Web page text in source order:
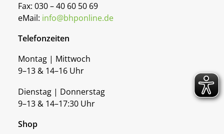
Fax: 030 – 40 60 50 69
eMail: info@bhponline.de
Telefonzeiten
Montag | Mittwoch
9–13 & 14–16 Uhr
Dienstag | Donnerstag
9–13 & 14–17:30 Uhr
Shop